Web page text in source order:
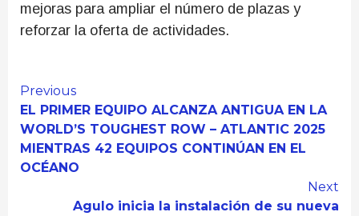
mejoras para ampliar el número de plazas y
reforzar la oferta de actividades.
Continue
Reading
Previous
EL PRIMER EQUIPO ALCANZA ANTIGUA EN LA
WORLD’S TOUGHEST ROW – ATLANTIC 2025
MIENTRAS 42 EQUIPOS CONTINÚAN EN EL
OCÉANO
Next
Agulo inicia la instalación de su nueva